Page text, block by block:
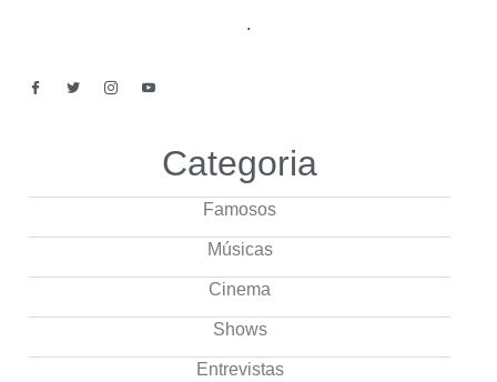
.
Categoria
Famosos
Músicas
Cinema
Shows
Entrevistas